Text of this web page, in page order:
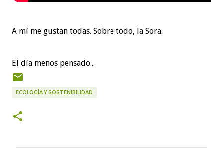
A mí me gustan todas. Sobre todo, la Sora.
El día menos pensado...
ECOLOGÍA Y SOSTENIBILIDAD